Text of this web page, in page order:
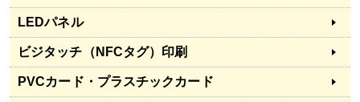
LEDパネル
ビジタッチ（NFCタグ）印刷
PVCカード・プラスチックカード